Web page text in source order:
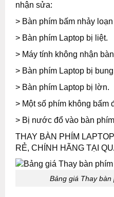
nhận sửa:
> Bàn phím bấm nhảy loạn
> Bàn phím Laptop bị liệt.
> Máy tính không nhận
> Bàn phím Laptop bị
> Bàn phím Laptop bị lờn.
> Một số phím không bấm
> Bị nước đổ vào bàn
THAY BÀN PHÍM
RẺ, CHÍNH HÃNG TẠI
Bảng giá Thay